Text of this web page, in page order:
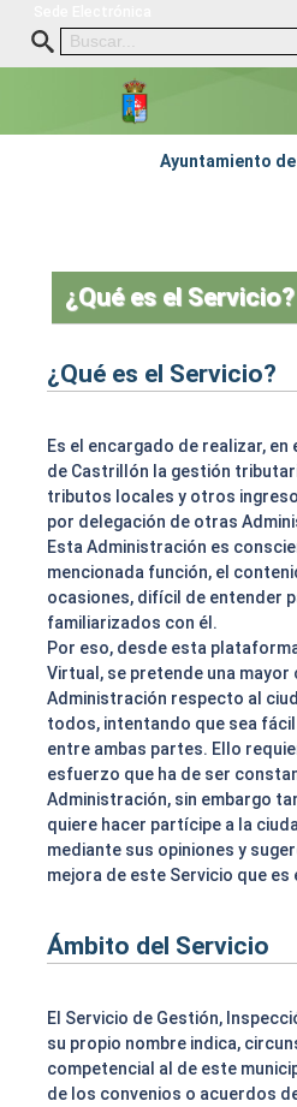
Ayuntamiento
¿Qué es el Servicio?
¿Qué es el Servicio?
Es el encargado de realizar, en
de Castrillón la gestión
tributos locales y otros
por delegación de otras
Esta Administración es
mencionada función, el
ocasiones, difícil de entender
familiarizados con él.
Por eso, desde esta
Virtual, se pretende una mayor
Administración respecto al
todos, intentando que sea
entre ambas partes. Ello
esfuerzo que ha de ser
Administración, sin embargo
quiere hacer partícipe a la
mediante sus opiniones y
mejora de este Servicio que es
Ámbito del Servicio
El Servicio de Gestión,
su propio nombre indica,
competencial al de este
de los convenios o acuerdos